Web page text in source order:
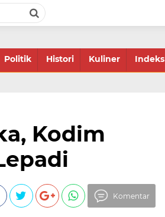
Politik Histori Kuliner Indeks
Kodim
Komentar